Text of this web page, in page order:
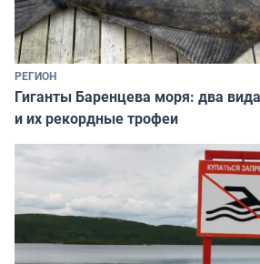
РЕГИОН
Гиганты Баренцева моря: два
и их рекордные трофеи